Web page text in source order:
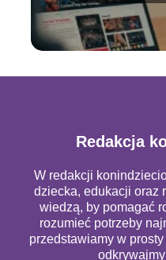
Redakcja
W redakcji
dziecka, edukacji oraz
wiedzą, by pomagać
rozumieć potrzeby
przedstawiamy w